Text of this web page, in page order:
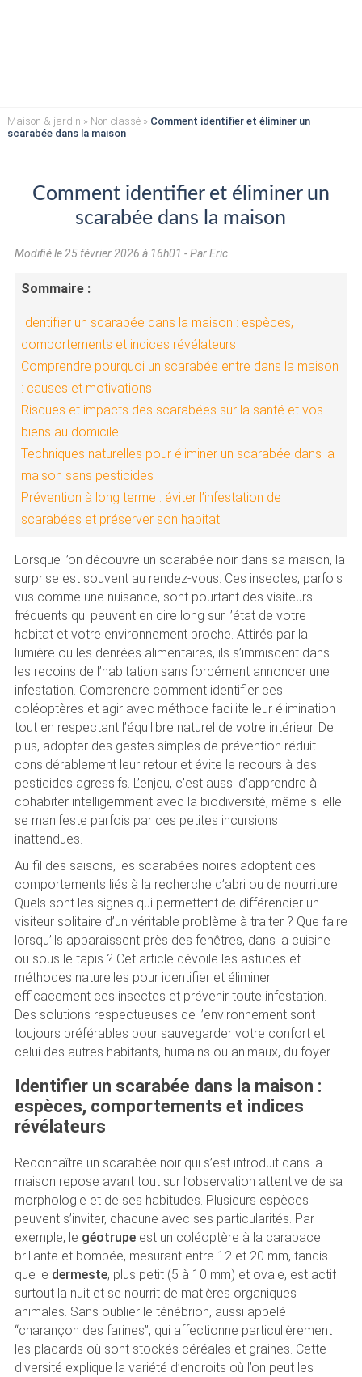
Maison & jardin » Non classé» Comment identifier et éliminer un
scarabée dans la maison
Comment identifier et éliminer un
scarabée dans la maison
Modifié le25 février 2026 à 16h01 - Par Eric
Sommaire :
Identifier un scarabée dans la maison : espèces,
comportements et indices révélateurs
Comprendre pourquoi un scarabée entre dans la maison
: causes et motivations
Risques et impacts des scarabées sur la santé et vos
biens au domicile
Techniques naturelles pour éliminer un scarabée dans la
maison sans pesticides
Prévention à long terme : éviter l’infestation de
scarabées et préserver son habitat
Lorsque l’on découvre un scarabée noir dans sa maison, la
surprise est souvent au rendez-vous. Ces insectes, parfois
vus comme une nuisance, sont pourtant des visiteurs
fréquents qui peuvent en dire long sur l’état de votre
habitat et votre environnement proche. Attirés par la
lumière ou les denrées alimentaires, ils s’immiscent dans
les recoins de l’habitation sans forcément annoncer une
infestation. Comprendre comment identifier ces
coléoptères et agir avec méthode facilite leur élimination
tout en respectant l’équilibre naturel de votre intérieur. De
plus, adopter des gestes simples de prévention réduit
considérablement leur retour et évite le recours à des
pesticides agressifs. L’enjeu, c’est aussi d’apprendre à
cohabiter intelligemment avec la biodiversité, même si elle
se manifeste parfois par ces petites incursions
inattendues.
Au fil des saisons, les scarabées noires adoptent des
comportements liés à la recherche d’abri ou de nourriture.
Quels sont les signes qui permettent de différencier un
visiteur solitaire d’un véritable problème à traiter ? Que faire
lorsqu’ils apparaissent près des fenêtres, dans la cuisine
ou sous le tapis ? Cet article dévoile les astuces et
méthodes naturelles pour identifier et éliminer
efficacement ces insectes et prévenir toute infestation.
Des solutions respectueuses de l’environnement sont
toujours préférables pour sauvegarder votre confort et
celui des autres habitants, humains ou animaux, du foyer.
Identifier un scarabée dans la maison :
espèces, comportements et indices
révélateurs
Reconnaître un scarabée noir qui s’est introduit dans la
maison repose avant tout sur l’observation attentive de sa
morphologie et de ses habitudes. Plusieurs espèces
peuvent s’inviter, chacune avec ses particularités. Par
exemple, le géotrupeest un coléoptère à la carapace
brillante et bombée, mesurant entre 12 et 20 mm, tandis
que le dermeste, plus petit (5 à 10 mm) et ovale, est actif
surtout la nuit et se nourrit de matières organiques
animales. Sans oublier le ténébrion, aussi appelé
“charançon des farines”, qui affectionne particulièrement
les placards où sont stockés céréales et graines. Cette
diversité explique la variété d’endroits où l’on peut les